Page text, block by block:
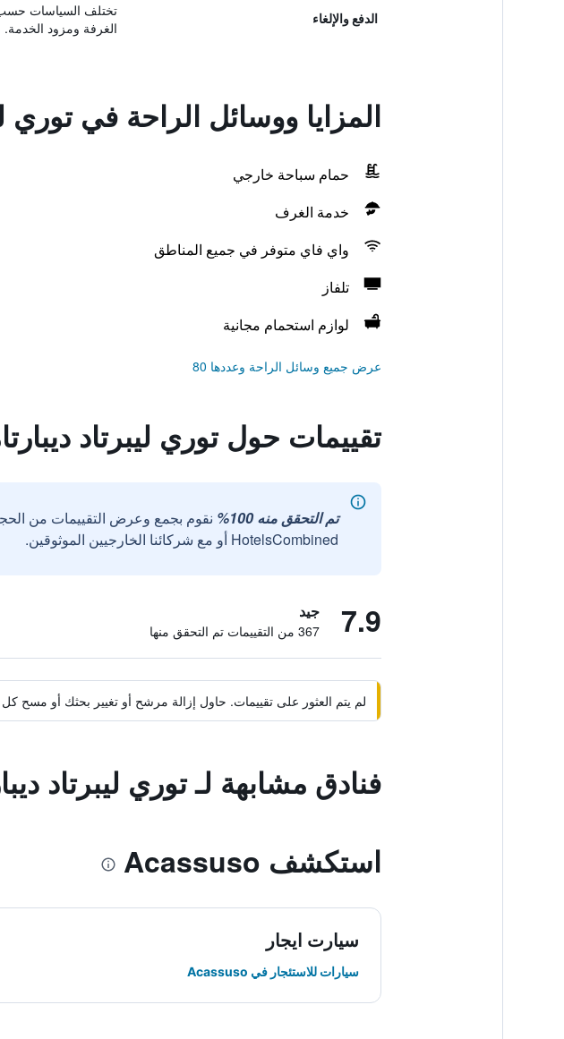
الدفع والإلغاء
تختلف السياسات
الغرفة ومزود الخدمة.
المزايا ووسائل الراحة في توري
حمام سباحة خارجي
خدمة الغرف
واي فاي متوفر في جميع المناطق
تلفاز
لوازم استحمام مجانية
عرض جميع وسائل الراحة وعددها 80
تقييمات حول توري ليبرتاد
تم التحقق منه 100%
نقوم بجمع وعرض التقييمات من
HotelsCombined أو مع شركائنا الخارجيين الموثوقين.
7.9 جيد
367 من التقييمات تم التحقق منها
لم يتم العثور على تقييمات. حاول إزالة مرشح أو تغيير بحثك أو مسح
فنادق مشابهة لـ توري ليبرتاد
استكشف Acassuso
سيارت ايجار
سيارات للاستئجار في Acassuso